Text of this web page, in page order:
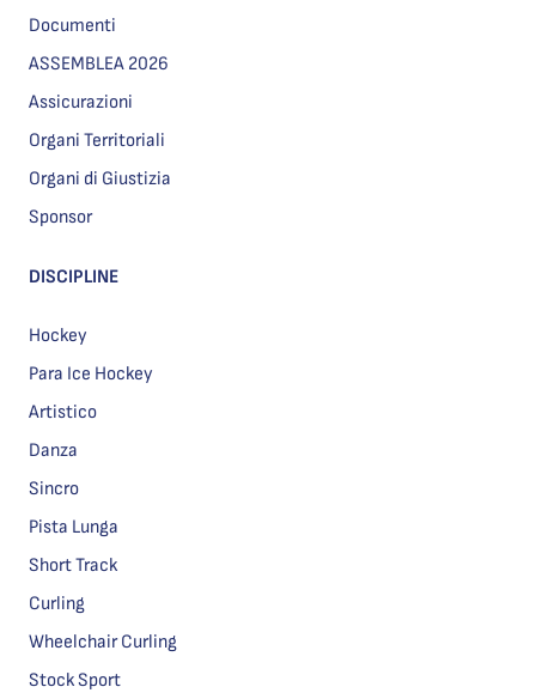
Documenti
ASSEMBLEA 2026
Assicurazioni
Organi Territoriali
Organi di Giustizia
Sponsor
DISCIPLINE
Hockey
Para Ice Hockey
Artistico
Danza
Sincro
Pista Lunga
Short Track
Curling
Wheelchair Curling
Stock Sport